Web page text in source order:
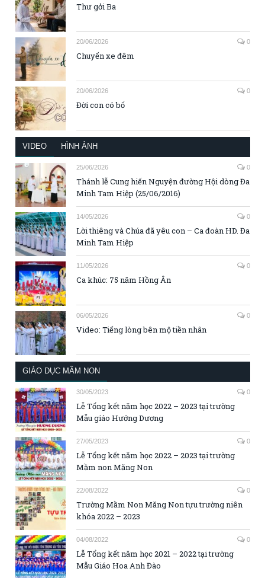
Thư gởi Ba
20/06/2026 0
Chuyến xe đêm
20/06/2026 0
Đời con có bố
VIDEO HÌNH ẢNH
25/06/2026 0
Thánh lễ Cung hiến Nguyện đường Hội dòng Đa
Minh Tam Hiệp (25/06/2016)
14/05/2026 0
Lời thiêng và Chúa đã yêu con – Ca đoàn HD. Đa
Minh Tam Hiệp
11/05/2026 0
Ca khúc: 75 năm Hồng Ân
06/05/2026 0
Video: Tiếng lòng bên mộ tiền nhân
GIÁO DỤC MẦM NON
30/05/2023 0
Lễ Tổng kết năm học 2022 – 2023 tại trường
Mẫu giáo Hướng Dương
27/05/2023 0
Lễ Tổng kết năm học 2022 – 2023 tại trường
Mầm non Măng Non
22/08/2022 0
Trường Mầm Non Măng Non tựu trường niên
khóa 2022 – 2023
04/08/2022 0
Lễ Tổng kết năm học 2021 – 2022 tại trường
Mẫu Giáo Hoa Anh Đào